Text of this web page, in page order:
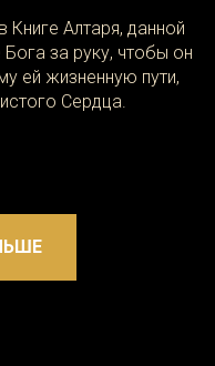
Книге Алтаря, данной
за руку, чтобы он
ей жизненную пути,
Сердца.